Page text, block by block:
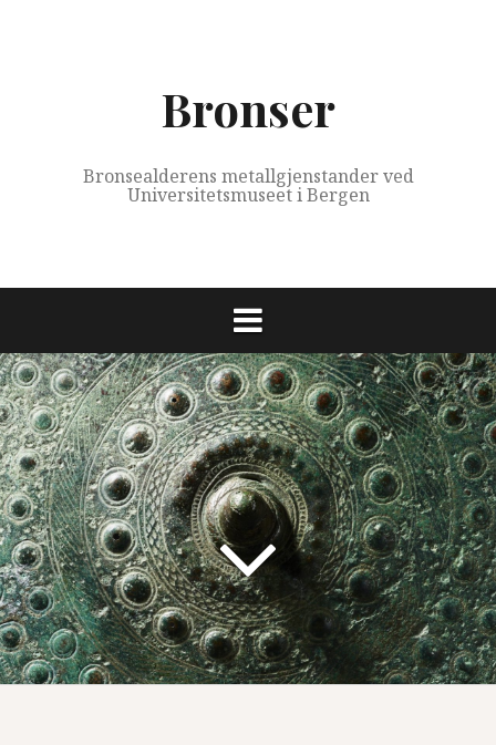
Bronser
Bronsealderens metallgjenstander ved
Universitetsmuseet i Bergen